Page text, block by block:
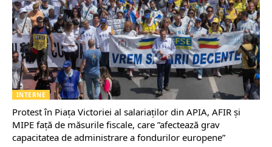
INTERNE
Protest în Piaţa Victoriei al salariaţilor din APIA, AFIR şi
MIPE faţă de măsurile fiscale, care ”afectează grav
capacitatea de administrare a fondurilor europene”